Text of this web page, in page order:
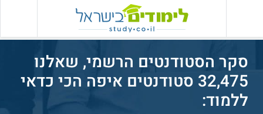
סקר הסטודנטים הרשמי, שאלנו
32,475 סטודנטים איפה הכי כדאי
ללמוד: